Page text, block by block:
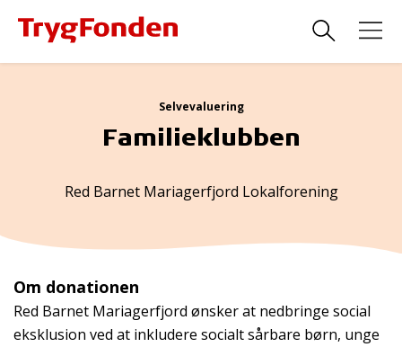
Selvevaluering
Familieklubben
Red Barnet Mariagerfjord Lokalforening
Om donationen
Red Barnet Mariagerfjord ønsker at nedbringe social
eksklusion ved at inkludere socialt sårbare børn, unge